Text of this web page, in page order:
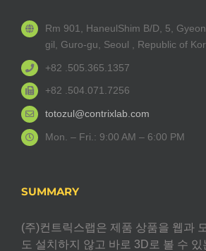
Rm 901, HaneulShim B/D, 5,
gil, Guro-gu, Seoul , Republic of
+82 .505.365.1357
+82 .504.071.7256
totozul@contrixlab.com
Mon. – Fri.: 9:00 AM – 6:00 PM
SUMMARY
(주)컨트릭스랩은 제품 상품을 웹과
도 설치하지 않고 바로 3D로 볼 수 있